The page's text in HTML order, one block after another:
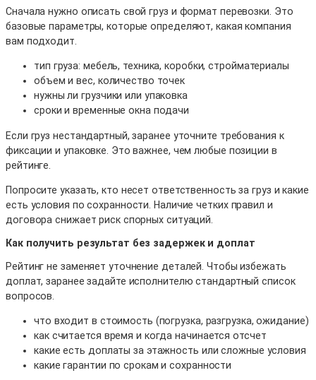
Сначала нужно описать свой груз и формат перевозки. Это
базовые параметры, которые определяют, какая компания
вам подходит.
тип груза: мебель, техника, коробки, стройматериалы
объем и вес, количество точек
нужны ли грузчики или упаковка
сроки и временные окна подачи
Если груз нестандартный, заранее уточните требования к
фиксации и упаковке. Это важнее, чем любые позиции в
рейтинге.
Попросите указать, кто несет ответственность за груз и какие
есть условия по сохранности. Наличие четких правил и
договора снижает риск спорных ситуаций.
Как получить результат без задержек и доплат
Рейтинг не заменяет уточнение деталей. Чтобы избежать
доплат, заранее задайте исполнителю стандартный список
вопросов.
что входит в стоимость (погрузка, разгрузка, ожидание)
как считается время и когда начинается отсчет
какие есть доплаты за этажность или сложные условия
какие гарантии по срокам и сохранности